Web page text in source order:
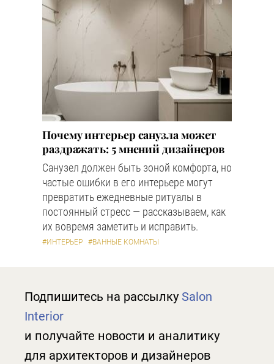
Почему интерьер санузла может
раздражать: 5 мнений дизайнеров
Санузел должен быть зоной комфорта, но
частые ошибки в его интерьере могут
превратить ежедневные ритуалы в
постоянный стресс — рассказываем, как
их вовремя заметить и исправить.
#ИНТЕРЬЕР #ВАННЫЕ КОМНАТЫ
Подпишитесь на рассылку Salon
Interior
и получайте новости и аналитику
для архитекторов и дизайнеров